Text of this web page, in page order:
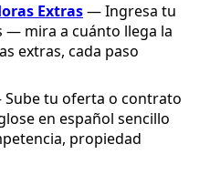
Extras— Ingresa tu
— mira a cuánto llega la
extras, cada paso
tu oferta o contrato
en español sencillo
propiedad